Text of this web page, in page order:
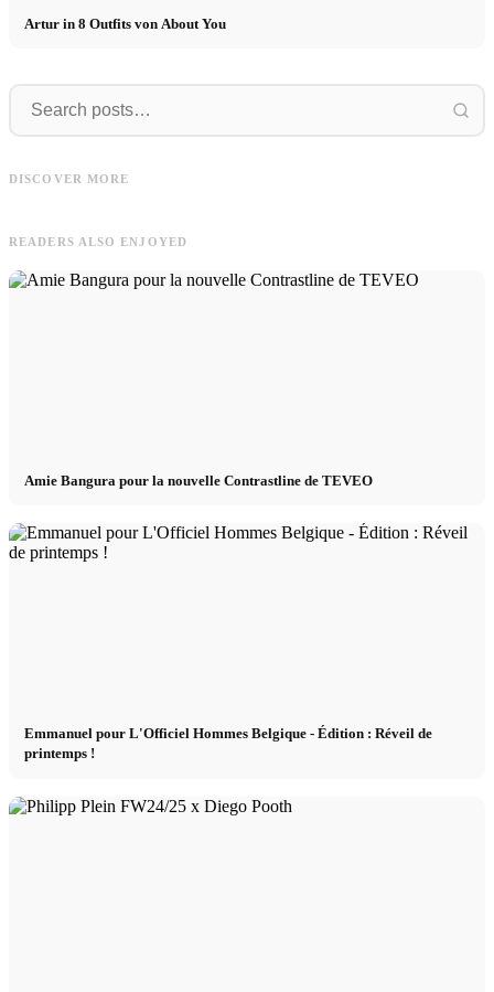
Artur in 8 Outfits von About You
DISCOVER MORE
Dohoo Kang
READERS ALSO ENJOYED
Amie Bangura pour la nouvelle Contrastline de TEVEO
Emmanuel pour L'Officiel Hommes Belgique - Édition : Réveil de
printemps !